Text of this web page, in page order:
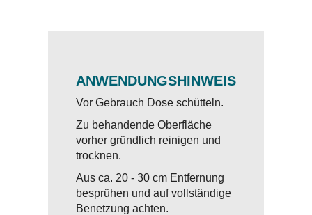
ANWENDUNGSHINWEIS
Vor Gebrauch Dose schütteln.
Zu behandende Oberfläche
vorher gründlich reinigen und
trocknen.
Aus ca. 20 - 30 cm Entfernung
besprühen und auf vollständige
Benetzung achten.